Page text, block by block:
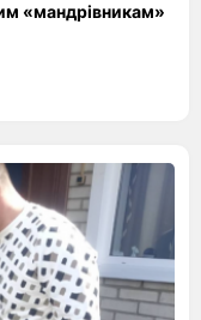
«мандрівникам»